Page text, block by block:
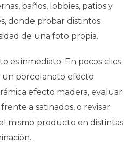
baños, lobbies, patios y
donde probar distintos
de una foto propia.
es inmediato. En pocos clics
un porcelanato efecto
efecto madera, evaluar
a satinados, o revisar
mismo producto en distintas